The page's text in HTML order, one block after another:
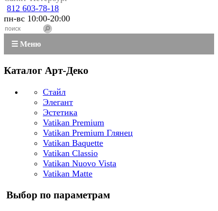
812 603-78-18
пн-вс 10:00-20:00
☰ Меню
Каталог Арт-Деко
Стайл
Элегант
Эстетика
Vatikan Premium
Vatikan Premium Глянец
Vatikan Baquette
Vatikan Classio
Vatikan Nuovo Vista
Vatikan Matte
Выбор по параметрам